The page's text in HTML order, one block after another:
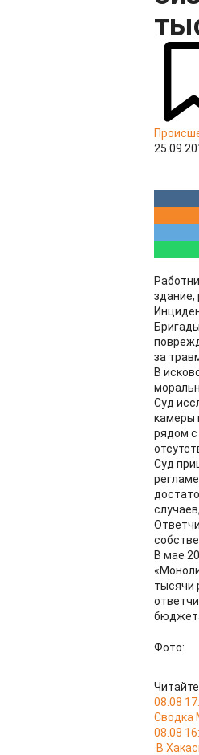
здание,
за
В
Суд
камеры
рядом
Суд
В мае
тысячи
Фото:
08.08
Сводка
08.08
В